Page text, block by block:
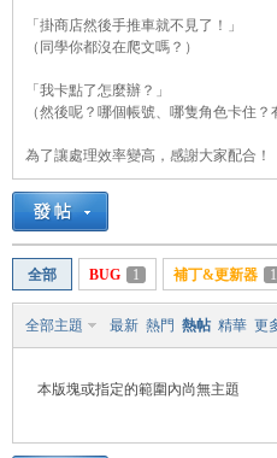
「掛商店然後手推車就不見了！」
（同學你都沒在爬文嗎？）
「我卡點了怎麼辦？」
（然後呢？哪個帳號、哪隻角色卡住
為了讓處理效率變高，感謝大家配合！
全部 BUG 1 補丁&更新器 1
全部主題 最新 熱門 熱帖 精華 更
本版塊或指定的範圍內尚無主題